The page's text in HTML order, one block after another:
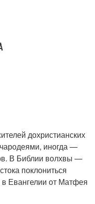
дохристианских
иногда —
В Библии волхвы —
поклониться
Евангелии от Матфея